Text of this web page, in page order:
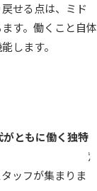
せる点は、ミド
す。働くこと自体
します。
ともに働く独特
ー、30代・40代
ッフが集まりま